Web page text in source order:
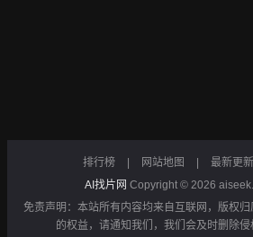
排行榜 网站地图 最新更新
AI找片网 Copyright © 2026
免责声明：本站所有内容均来自互联网，版权
的权益，请通知我们，我们会及时删除侵